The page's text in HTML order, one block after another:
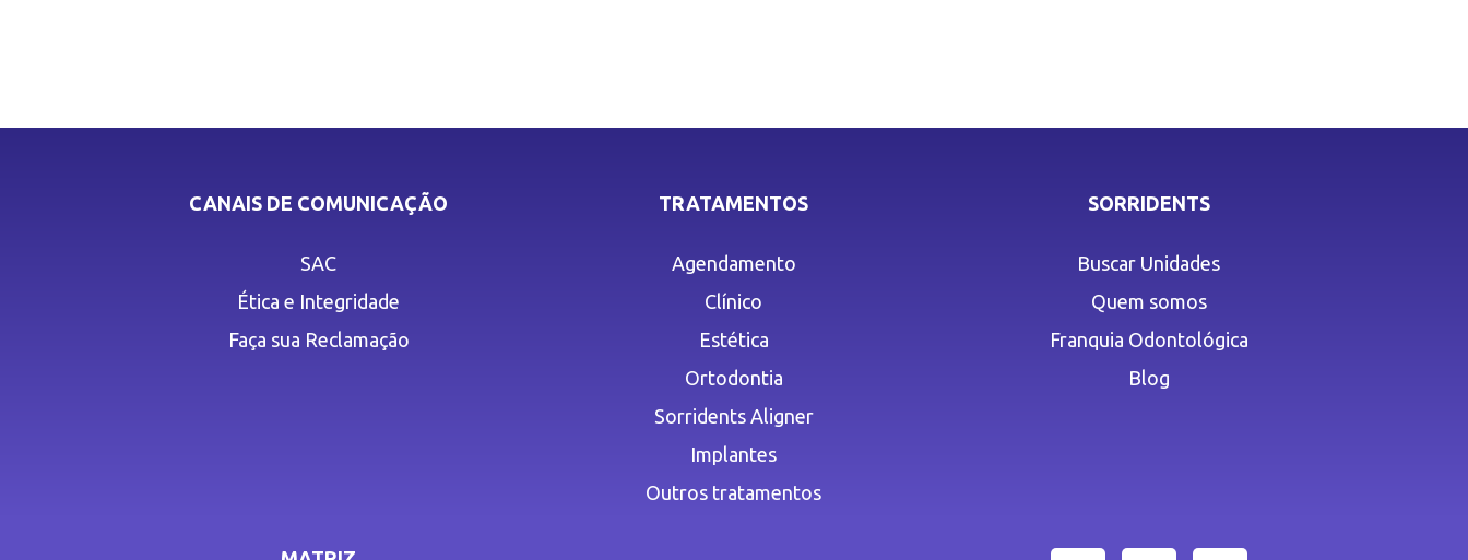
CANAIS DE COMUNICAÇÃO
SAC
Ética e Integridade
Faça sua Reclamação
TRATAMENTOS
Agendamento
Clínico
Estética
Ortodontia
Sorridents Aligner
Implantes
Outros tratamentos
SORRIDENTS
Buscar Unidades
Quem somos
Franquia Odontológica
Blog